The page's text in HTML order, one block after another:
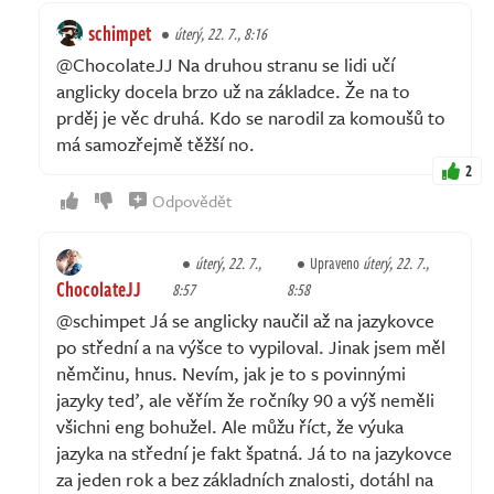
schimpet úterý, 22. 7., 8:16
@ChocolateJJ Na druhou stranu se lidi učí
anglicky docela brzo už na základce. Že na to
prděj je věc druhá. Kdo se narodil za komoušů to
má samozřejmě těžší no.
2
Odpovědět
ChocolateJJ
úterý, 22. 7.,
8:57
Upravenoúterý, 22. 7.,
8:58
@schimpet Já se anglicky naučil až na jazykovce
po střední a na výšce to vypiloval. Jinak jsem měl
němčinu, hnus. Nevím, jak je to s povinnými
jazyky teď, ale věřím že ročníky 90 a výš neměli
všichni eng bohužel. Ale můžu říct, že výuka
jazyka na střední je fakt špatná. Já to na jazykovce
za jeden rok a bez základních znalosti, dotáhl na